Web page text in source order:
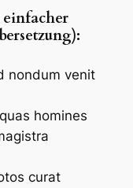
nondum venit
homines
curat